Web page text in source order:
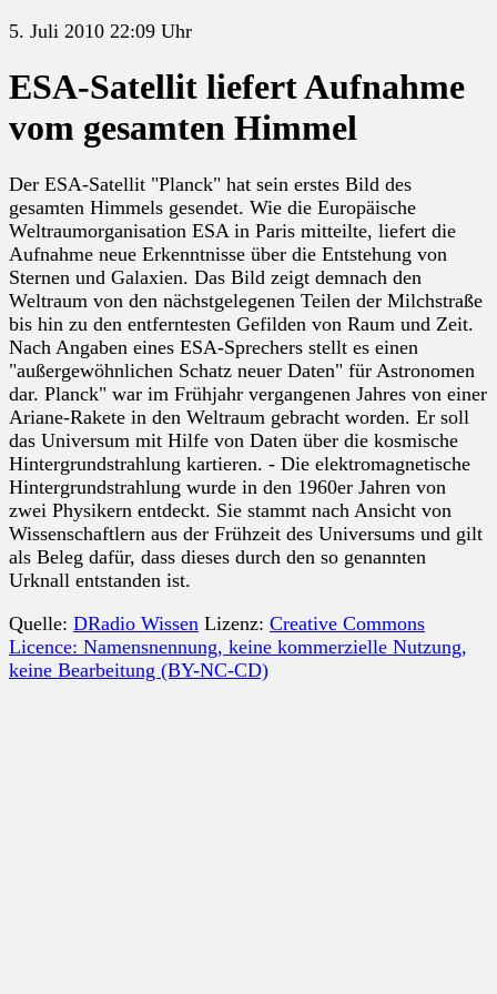
5. Juli 2010 22:09 Uhr
ESA-Satellit liefert Aufnahme
vom gesamten Himmel
Der ESA-Satellit "Planck" hat sein erstes Bild des
gesamten Himmels gesendet. Wie die Europäische
Weltraumorganisation ESA in Paris mitteilte, liefert die
Aufnahme neue Erkenntnisse über die Entstehung von
Sternen und Galaxien. Das Bild zeigt demnach den
Weltraum von den nächstgelegenen Teilen der Milchstraße
bis hin zu den entferntesten Gefilden von Raum und Zeit.
Nach Angaben eines ESA-Sprechers stellt es einen
"außergewöhnlichen Schatz neuer Daten" für Astronomen
dar. Planck" war im Frühjahr vergangenen Jahres von einer
Ariane-Rakete in den Weltraum gebracht worden. Er soll
das Universum mit Hilfe von Daten über die kosmische
Hintergrundstrahlung kartieren. - Die elektromagnetische
Hintergrundstrahlung wurde in den 1960er Jahren von
zwei Physikern entdeckt. Sie stammt nach Ansicht von
Wissenschaftlern aus der Frühzeit des Universums und gilt
als Beleg dafür, dass dieses durch den so genannten
Urknall entstanden ist.
Quelle: DRadio Wissen Lizenz: Creative Commons
Licence: Namensnennung, keine kommerzielle Nutzung,
keine Bearbeitung (BY-NC-CD)